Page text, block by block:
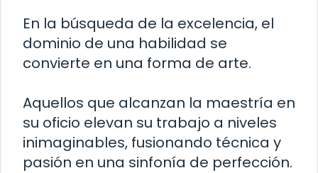
En la búsqueda de la excelencia, el
dominio de una habilidad se
convierte en una forma de arte.
Aquellos que alcanzan la maestría en
su oficio elevan su trabajo a niveles
inimaginables, fusionando técnica y
pasión en una sinfonía de perfección.